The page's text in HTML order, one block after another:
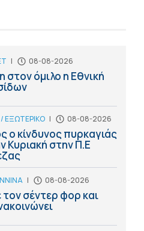
| 08-08-2026
στον όμιλο η Εθνική
ΕΞΩΤΕΡΙΚΟ | 08-08-2026
ο κίνδυνος πυρκαγιάς
Κυριακή στην Π.Ε
| 08-08-2026
τον σέντερ φορ και